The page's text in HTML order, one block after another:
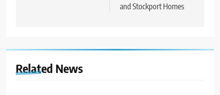
and Stockport Homes
Related News